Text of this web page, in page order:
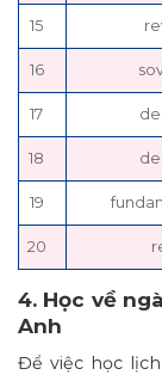
15
16
17
18
19
20
4. Học về
Anh
Để việc học